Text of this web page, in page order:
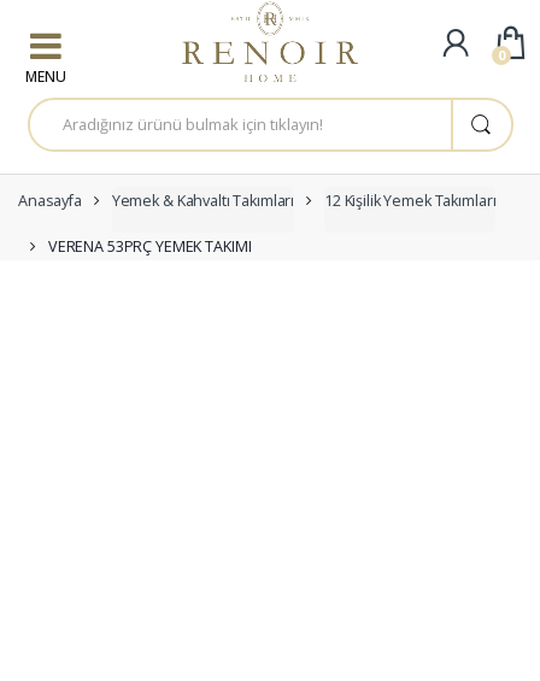
A
r
a
a
:
Anasayfa Yemek & Kahvaltı Takımları 12 Kişilik Yemek Takımları
VERENA 53PRÇ YEMEK TAKIMI
0